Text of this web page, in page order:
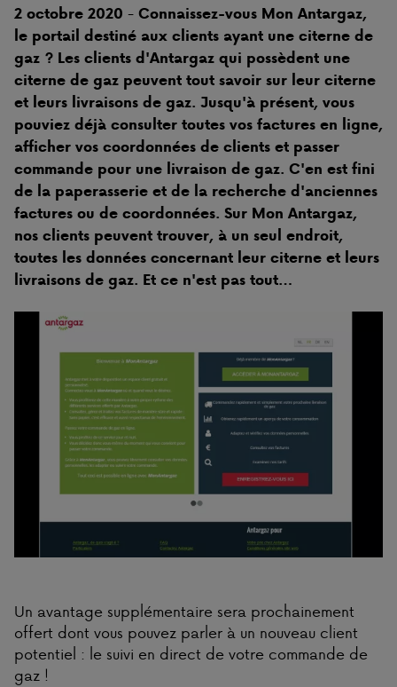
2 octobre 2020 - Connaissez-vous Mon Antargaz,
le portail destiné aux clients ayant une citerne de
gaz ? Les clients d'Antargaz qui possèdent une
citerne de gaz peuvent tout savoir sur leur citerne
et leurs livraisons de gaz. Jusqu'à présent, vous
pouviez déjà consulter toutes vos factures en ligne,
afficher vos coordonnées de clients et passer
commande pour une livraison de gaz. C'en est fini
de la paperasserie et de la recherche d'anciennes
factures ou de coordonnées. Sur Mon Antargaz,
nos clients peuvent trouver, à un seul endroit,
toutes les données concernant leur citerne et leurs
livraisons de gaz. Et ce n'est pas tout…
Un avantage supplémentaire sera prochainement
offert dont vous pouvez parler à un nouveau client
potentiel : le suivi en direct de votre commande de
gaz !